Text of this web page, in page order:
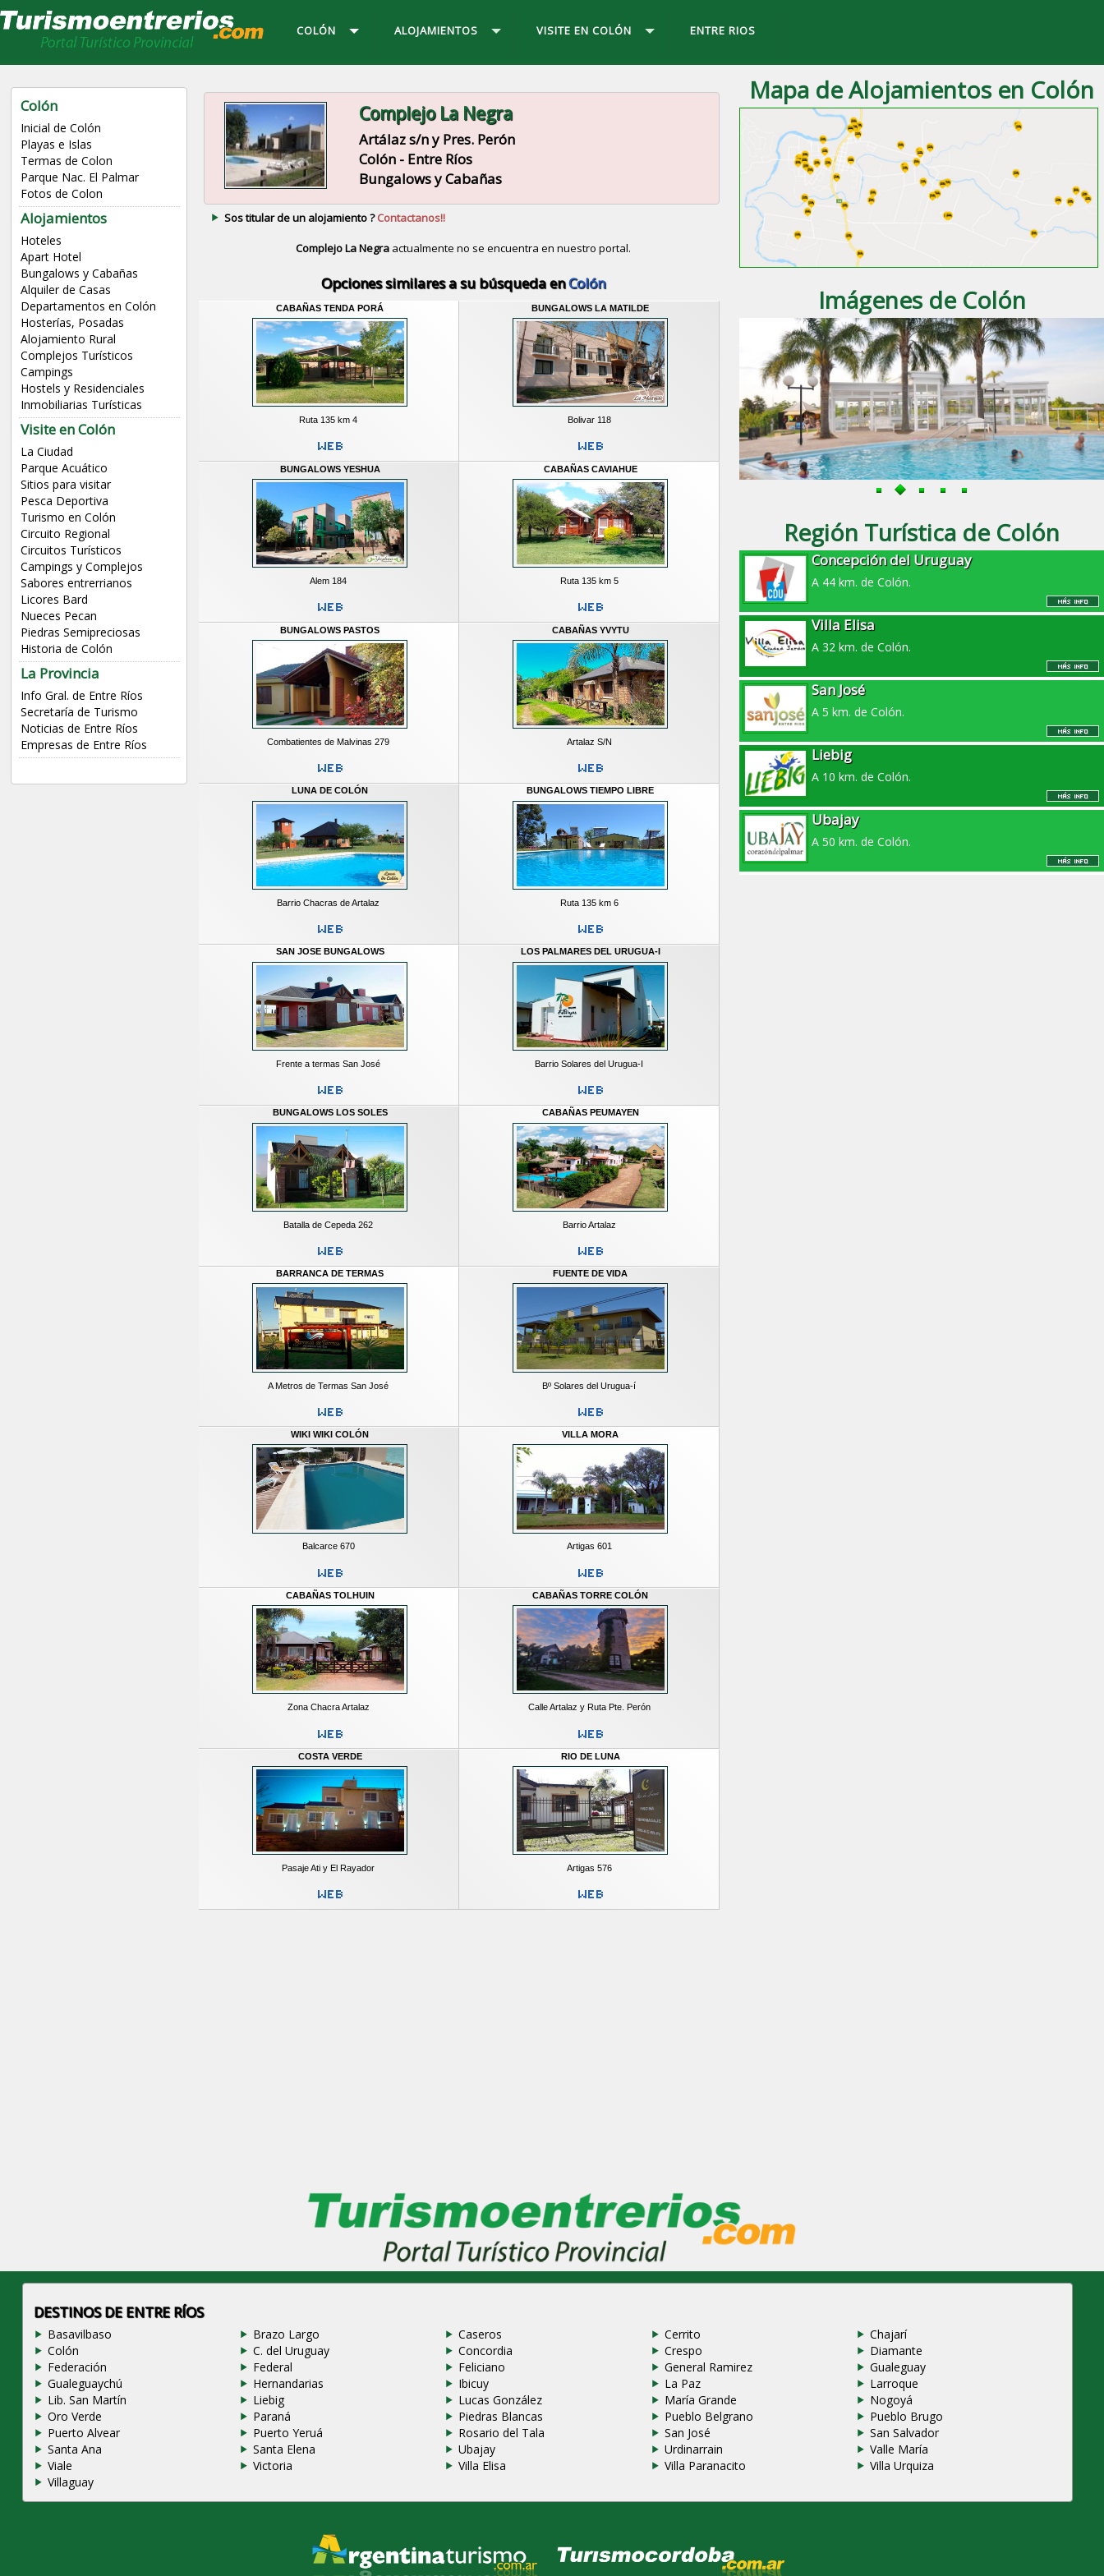
COLÓN ALOJAMIENTOS VISITE EN COLÓN ENTRE RIOS
Colón
Inicial de Colón
Playas e Islas
Termas de Colon
Parque Nac. El Palmar
Fotos de Colon
Alojamientos
Hoteles
Apart Hotel
Bungalows y Cabañas
Alquiler de Casas
Departamentos en Colón
Hosterías, Posadas
Alojamiento Rural
Complejos Turísticos
Campings
Hostels y Residenciales
Inmobiliarias Turísticas
Visite en Colón
La Ciudad
Parque Acuático
Sitios para visitar
Pesca Deportiva
Turismo en Colón
Circuito Regional
Circuitos Turísticos
Campings y Complejos
Sabores entrerrianos
Licores Bard
Nueces Pecan
Piedras Semipreciosas
Historia de Colón
La Provincia
Info Gral. de Entre Ríos
Secretaría de Turismo
Noticias de Entre Ríos
Empresas de Entre Ríos
Complejo La Negra
Artálaz s/n y Pres. Perón
Colón - Entre Ríos
Bungalows y Cabañas
Sos titular de un alojamiento ?Contactanos!!
Complejo La Negra actualmente no se encuentra en nuestro portal.
en la ciudad deColón , Entre Ríos.
Opciones similares a su búsqueda enColón
CABAÑAS TENDA PORÁ
Ruta 135 km 4
BUNGALOWS LA MATILDE
Bolivar 118
BUNGALOWS YESHUA
Alem 184
CABAÑAS CAVIAHUE
Ruta 135 km 5
BUNGALOWS PASTOS
Combatientes de Malvinas 279
CABAÑAS YVYTU
Artalaz S/N
LUNA DE COLÓN
Barrio Chacras de Artalaz
BUNGALOWS TIEMPO LIBRE
Ruta 135 km 6
SAN JOSE BUNGALOWS
Frente a termas San José
LOS PALMARES DEL URUGUA-I
Barrio Solares del Urugua-I
BUNGALOWS LOS SOLES
Batalla de Cepeda 262
CABAÑAS PEUMAYEN
Barrio Artalaz
BARRANCA DE TERMAS
A Metros de Termas San José
FUENTE DE VIDA
Bº Solares del Urugua-í
WIKI WIKI COLÓN
Balcarce 670
VILLA MORA
Artigas 601
CABAÑAS TOLHUIN
Zona Chacra Artalaz
CABAÑAS TORRE COLÓN
Calle Artalaz y Ruta Pte. Perón
COSTA VERDE
Pasaje Ati y El Rayador
RIO DE LUNA
Artigas 576
Mapa de Alojamientos en Colón
Imágenes de Colón
Región Turística de Colón
Concepción del Uruguay
A 44 km. de Colón.
Villa Elisa
A 32 km. de Colón.
San José
A 5 km. de Colón.
Liebig
A 10 km. de Colón.
Ubajay
A 50 km. de Colón.
DESTINOS DE ENTRE RÍOS
Basavilbaso Brazo Largo Caseros Cerrito
Chajarí
Colón
C. del Uruguay Concordia Crespo
Diamante
Federación
Federal Feliciano General Ramirez
Gualeguay
Gualeguaychú
Hernandarias Ibicuy La Paz
Larroque
Lib. San Martín
Liebig Lucas González María Grande
Nogoyá
Oro Verde
Paraná Piedras Blancas Pueblo Belgrano
Pueblo Brugo
Puerto Alvear
Puerto Yeruá Rosario del Tala San José
San Salvador
Santa Ana
Santa Elena Ubajay Urdinarrain
Valle María
Viale
Victoria Villa Elisa Villa Paranacito
Villa Urquiza
Villaguay